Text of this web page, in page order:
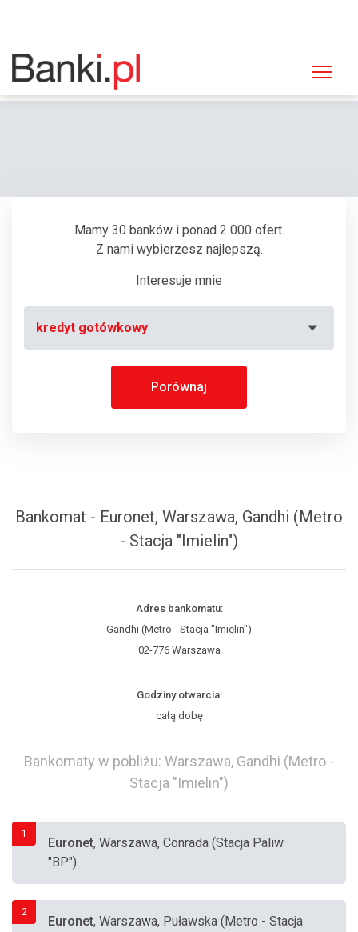
Strona główna
Bankomat Euronet, Warszawa, Gandhi (Metro - Stacja "Imielin")
Mamy 30 banków i ponad 2 000 ofert.
Z nami wybierzesz najlepszą.
Interesuje mnie
kredyt gotówkowy
Porównaj
Bankomat - Euronet, Warszawa, Gandhi (Metro
- Stacja "Imielin")
Adres bankomatu:
Gandhi (Metro - Stacja "Imielin")
02-776 Warszawa
Godziny otwarcia:
całą dobę
Bankomaty w pobliżu: Warszawa, Gandhi (Metro -
Stacja "Imielin")
1
Euronet, Warszawa, Conrada (Stacja Paliw
"BP")
2
Euronet, Warszawa, Puławska (Metro - Stacja